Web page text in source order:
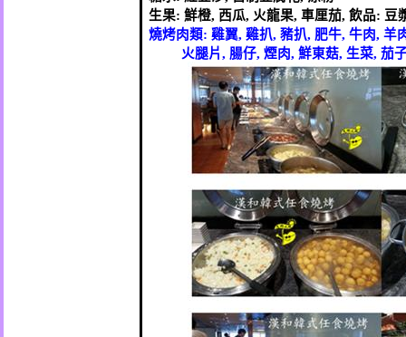
生果: 鮮橙, 西瓜, 火龍果, 車厘茄, 飲品: 豆
燒烤肉類: 雞翼, 雞扒, 豬扒, 肥牛, 牛肉, 羊
火腿片, 腸仔, 煙肉, 鮮東菇, 生菜, 茄